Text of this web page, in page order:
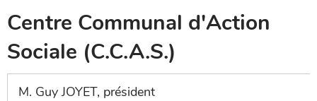
Centre Communal d'Action
Sociale (C.C.A.S.)
M. Guy JOYET, président